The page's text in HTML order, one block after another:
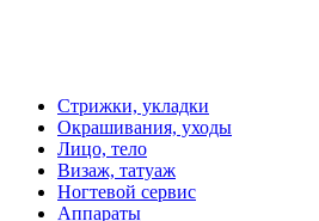
Стрижки, укладки
Окрашивания, уходы
Лицо, тело
Визаж, татуаж
Ногтевой сервис
Аппараты